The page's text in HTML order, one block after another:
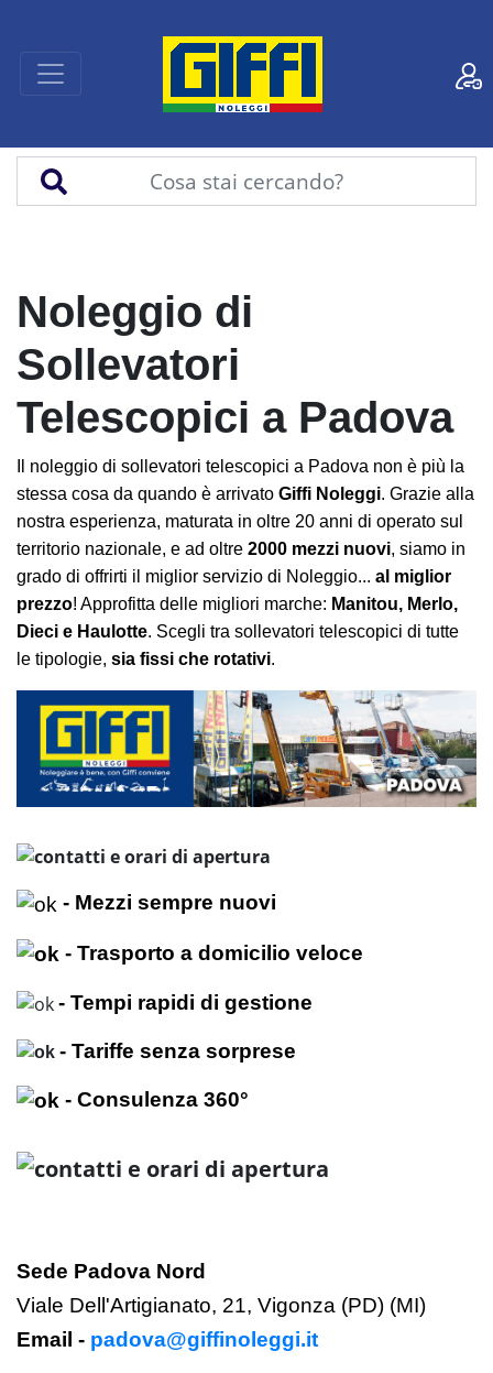
Noleggio di
Sollevatori
Telescopici a Padova
Il noleggio di sollevatori telescopici a Padova non è più la
stessa cosa da quando è arrivato Giffi Noleggi. Grazie alla
nostra esperienza, maturata in oltre 20 anni di operato sul
territorio nazionale, e ad oltre 2000 mezzi nuovi, siamo in
grado di offrirti il miglior servizio di Noleggio... al miglior
prezzo! Approfitta delle migliori marche: Manitou, Merlo,
Dieci e Haulotte. Scegli tra sollevatori telescopici di tutte
le tipologie, sia fissi che rotativi.
- Mezzi sempre nuovi
- Trasporto a domicilio veloce
- Tempi rapidi di gestione
- Tariffe senza sorprese
- Consulenza 360°
Sede Padova Nord
Viale Dell'Artigianato, 21, Vigonza (PD) (MI)
Email - padova@giffinoleggi.it